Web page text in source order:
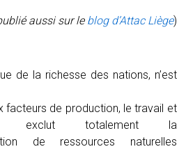
aussi sur le blog d’Attac Liège)
de la richesse des nations, n’est
facteurs de production, le travail et
totalement la
de ressources naturelles